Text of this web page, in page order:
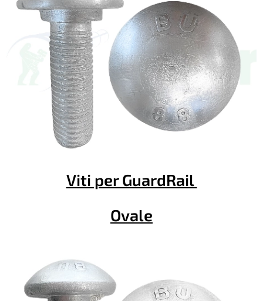
Viti per GuardRail
Ovale